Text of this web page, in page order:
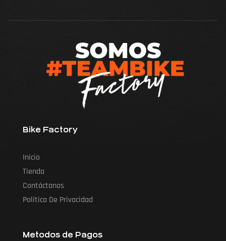
Bike Factory
Inicio
Tienda
Contáctanos
Política De Privacidad
Metodos de Pagos